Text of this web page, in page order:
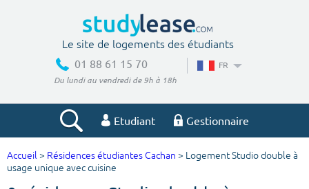
Le site de logements des étudiants
01 88 61 15 70
Du lundi au vendredi de 9h à 18h
FR
Etudiant Gestionnaire
Votre recherche
Accueil > Résidences étudiantes Cachan > Logement Studio double à
usage unique avec cuisine